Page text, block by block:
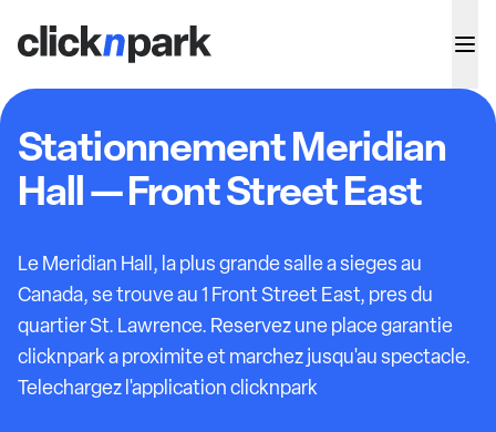
Stationnement Meridian
Hall — Front Street East
Le Meridian Hall, la plus grande salle a sieges au
Canada, se trouve au 1 Front Street East, pres du
quartier St. Lawrence. Reservez une place garantie
clicknpark a proximite et marchez jusqu'au spectacle.
Telechargez l'application clicknpark